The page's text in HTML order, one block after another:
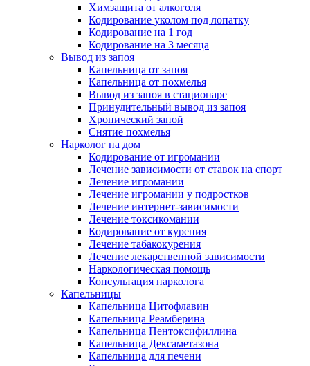
Химзащита от алкоголя
Кодирование уколом под лопатку
Кодирование на 1 год
Кодирование на 3 месяца
Вывод из запоя
Капельница от запоя
Капельница от похмелья
Вывод из запоя в стационаре
Принудительный вывод из запоя
Хронический запой
Снятие похмелья
Нарколог на дом
Кодирование от игромании
Лечение зависимости от ставок на спорт
Лечение игромании
Лечение игромании у подростков
Лечение интернет-зависимости
Лечение токсикомании
Кодирование от курения
Лечение табакокурения
Лечение лекарственной зависимости
Наркологическая помощь
Консультация нарколога
Капельницы
Капельница Цитофлавин
Капельница Реамберина
Капельница Пентоксифиллина
Капельница Дексаметазона
Капельница для печени